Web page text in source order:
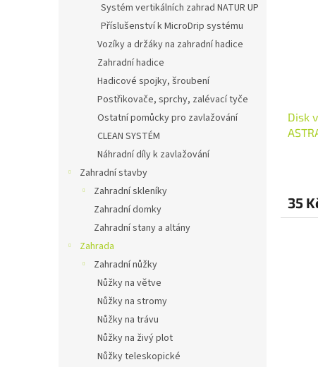
Systém vertikálních zahrad NATUR UP
Příslušenství k MicroDrip systému
Vozíky a držáky na zahradní hadice
Zahradní hadice
Hadicové spojky, šroubení
Postřikovače, sprchy, zalévací tyče
Ostatní pomůcky pro zavlažování
CLEAN SYSTÉM
Náhradní díly k zavlažování
Zahradní stavby
Zahradní skleníky
Zahradní domky
Zahradní stany a altány
Zahrada
Zahradní nůžky
Nůžky na větve
Nůžky na stromy
Nůžky na trávu
Nůžky na živý plot
Nůžky teleskopické
Disk
35